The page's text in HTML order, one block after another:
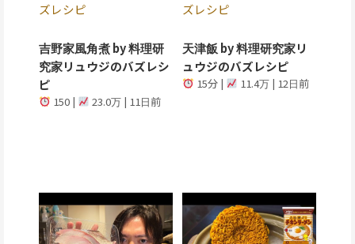
ズレシピ
吉野家風角煮 by 料理研
究家リュウジのバズレシ
ピ
150 | 23.0万 | 11日前
ズレシピ
天津飯 by 料理研究家リ
ュウジのバズレシピ
15分 | 11.4万 | 12日前